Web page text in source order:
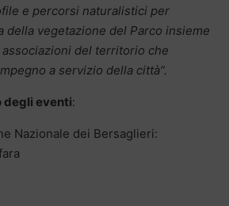
e percorsi naturalistici per
della vegetazione del Parco insieme
del territorio che
a servizio della città”.
degli eventi:
Nazionale dei Bersaglieri: